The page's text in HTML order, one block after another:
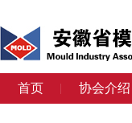
首页 协会介绍